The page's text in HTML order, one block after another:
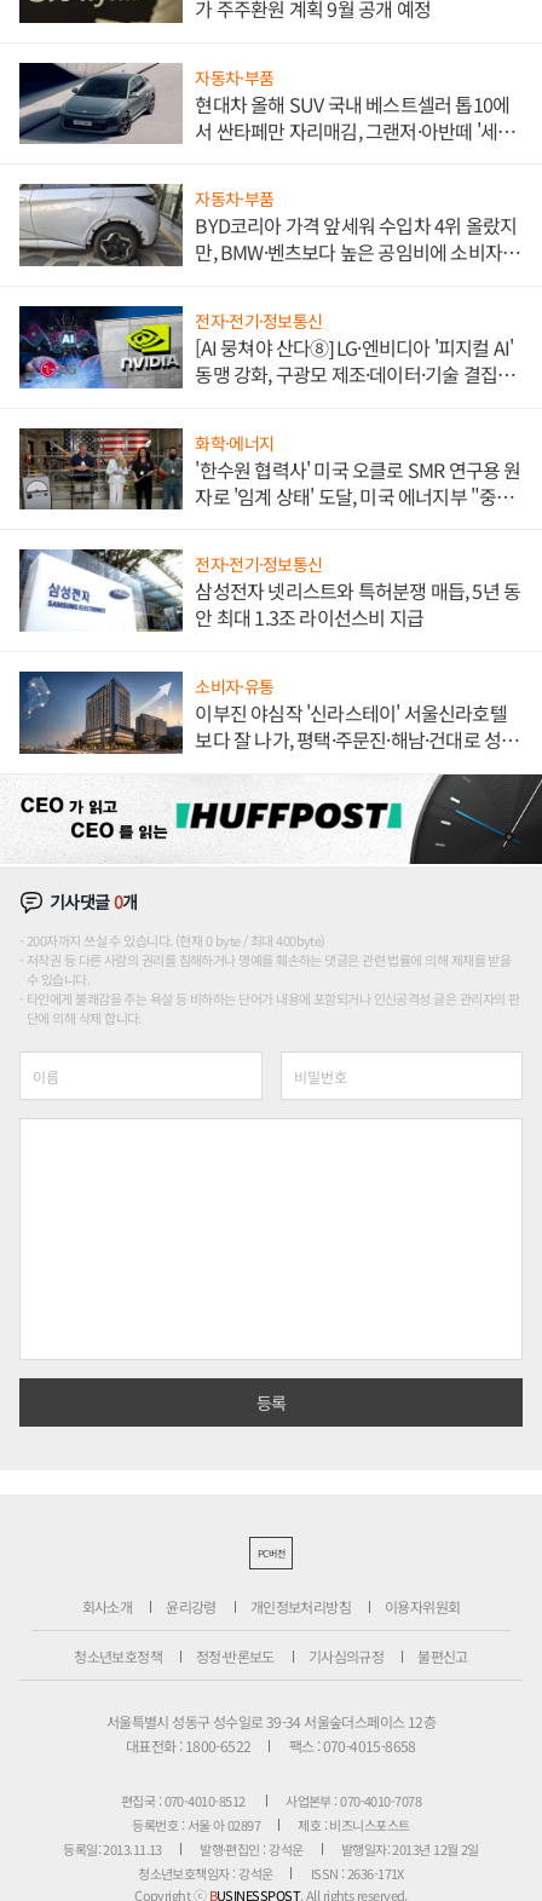
가 주주환원 계획 9월 공개 예정
자동차·부품
현대차 올해 SUV 국내 베스트셀러 톱10에
서 싼타페만 자리매김, 그랜저·아반떼 '세단
자동차·부품
BYD코리아 가격 앞세워 수입차 4위 올랐지
만, BMW·벤츠보다 높은 공임비에 소비자
전자·전기·정보통신
[AI 뭉쳐야 산다⑧] LG·엔비디아 '피지컬 AI'
동맹 강화, 구광모 제조·데이터·기술 결집
화학·에너지
'한수원 협력사' 미국 오클로 SMR 연구용 원
자로 '임계 상태' 도달, 미국 에너지부 "중요
전자·전기·정보통신
삼성전자 넷리스트와 특허분쟁 매듭, 5년 동
안 최대 1.3조 라이선스비 지급
소비자·유통
이부진 야심작 '신라스테이' 서울신라호텔
보다 잘 나가, 평택·주문진·해남·건대로 성
기사댓글0개
200자까지 쓰실 수 있습니다. (현재 0 byte / 최대 400byte)
저작권 등 다른 사람의 권리를 침해하거나 명예를 훼손하는 댓글은 관련 법률에 의해 제재를 받을
수 있습니다.
타인에게 불쾌감을 주는 욕설 등 비하하는 단어가 내용에 포함되거나 인신공격성 글은 관리자의 판
단에 의해 삭제 합니다.
PC버전
회사소개 윤리강령 개인정보처리방침 이용자위원회
청소년보호정책 정정·반론보도 기사심의규정 불편신고
서울특별시 성동구 성수일로 39-34 서울숲더스페이스 12층
대표전화 : 1800-6522
팩스 : 070-4015-8658
편집국 : 070-4010-8512
사업본부 : 070-4010-7078
등록번호 : 서울 아 02897
제호 : 비즈니스포스트
등록일: 2013.11.13
발행·편집인 : 강석운
발행일자: 2013년 12월 2일
청소년보호책임자 : 강석운
ISSN : 2636-171X
Copyright ⓒBUSINESSPOST. All rights reserved.